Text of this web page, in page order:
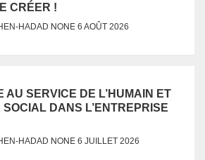
CRÉER !
HADAD NONE 6 AOÛT 2026
AU SERVICE DE L’HUMAIN ET
SOCIAL DANS L’ENTREPRISE
HADAD NONE 6 JUILLET 2026